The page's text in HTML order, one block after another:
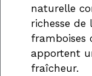
naturelle
richesse de
framboises
apportent
fraîcheur.